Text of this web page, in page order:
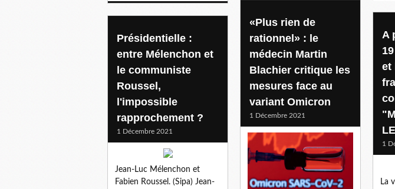
«Plus rien de
rationnel» : le
médecin Martin
Blachier critique les
mesures face au
variant Omicron
1 Décembre 2021
A
et
1
La
Présidentielle :
entre Mélenchon et
le communiste
Roussel,
l'impossible
rapprochement ?
1 Décembre 2021
Jean-Luc Mélenchon et
Fabien Roussel. (Sipa) Jean-